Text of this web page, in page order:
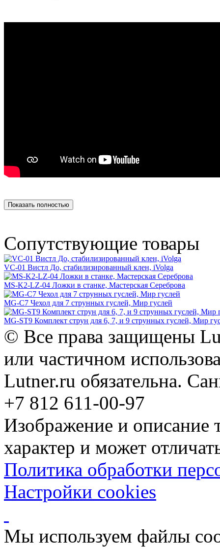
Показать полностью
Сопутствующие товары
VC-01 Вистл До, стабилизированный клен, iVolga
MS-K2-LZ-04 Ложки в станке, Мастерская Сереброва
MG-C7 Чехол для 7 струнных гуслей, Мир гуслей
MG-ST9 Комплект струн для 6, 7, и 9 струнных гуслей, Мир
© Все права защищены
или частичном
Lutner.ru обязательна.
+7 812 611-00-97
Изображение и описание
характер и может
Политика обработки
Настройки cookies
Мы используем файлы